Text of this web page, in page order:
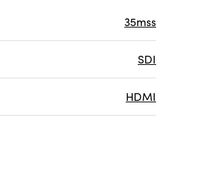
35mss
SDI
HDMI